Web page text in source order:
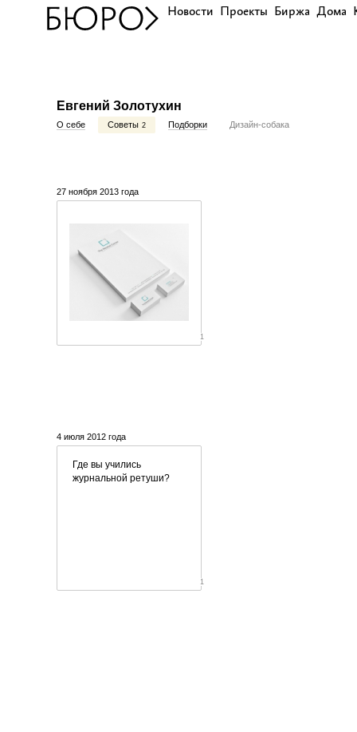
Новости Проекты Биржа Дома
Евгений Золотухин
О себе Советы 2 Подборки Дизайн-собака
27 ноября 2013 года
1
4 июля 2012 года
Где вы учились
журнальной ретуши?
1